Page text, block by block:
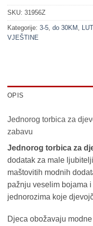
SKU: 31956Z
Kategorije: 3-5 do 30KM
VJEŠTINE
OPIS
Jednorog torbica za
zabavu
Jednorog torbica za
dodatak za male
maštovitih modnih
pažnju veselim bojama
jednorozima koje
Djeca obožavaju